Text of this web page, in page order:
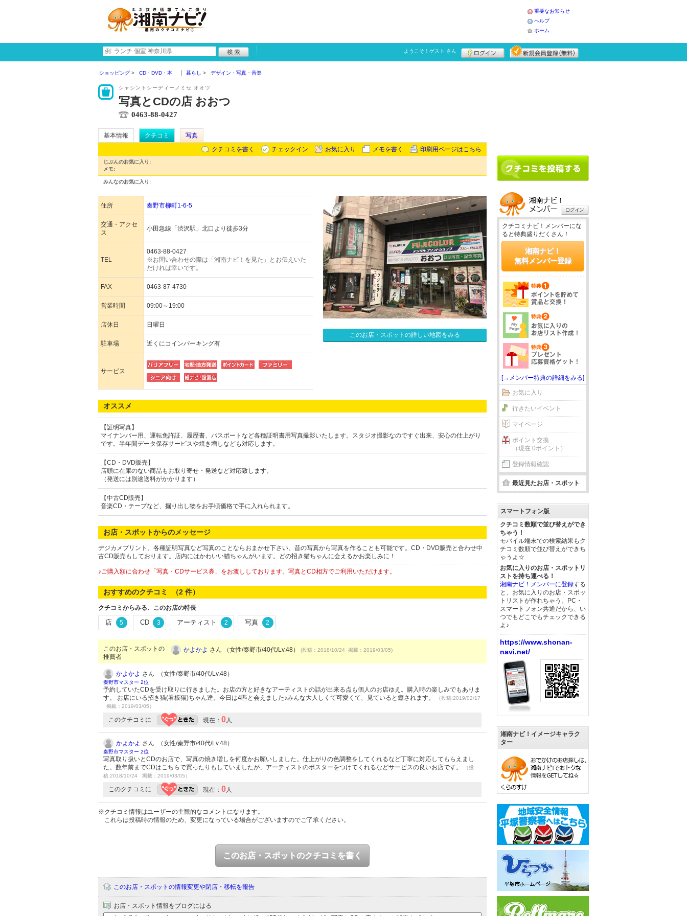
重要なお知らせ
ヘルプ
ホーム
ようこそ！ ゲスト さん
ショッピング CD・DVD・本 暮らし デザイン・写真・音楽
シャシントシーディーノミセ オオツ
写真とCDの店 おおつ
0463-88-0427
基本情報 クチコミ
写真
クチコミを書く
チェックイン お気に入り メモを書く 印刷用ページはこちら
じぶんのお気に入り:
メモ:
みんなのお気に入り:
住所 秦野市柳町1-6-5
交通・アクセ
ス
小田急線「渋沢駅」北口より徒歩3分
TEL
0463-88-0427
※お問い合わせの際は「湘南ナビ！を見た」とお伝えいた
だければ幸いです。
FAX 0463-87-4730
営業時間 09:00～19:00
店休日 日曜日
駐車場 近くにコインパーキング有
サービス
このお店・スポットの詳しい地図をみる
オススメ
【証明写真】
マイナンバー用、運転免許証、履歴書、パスポートなど各種証明書用写真撮影いたします。スタジオ撮影なのですぐ出来、安心の仕上がり
です。半年間データ保存サービスや焼き増しなども対応します。
【CD・DVD販売】
店頭に在庫のない商品もお取り寄せ・発送など対応致します。
（発送には別途送料がかかります）
【中古CD販売】
音楽CD・テープなど、掘り出し物をお手頃価格で手に入れられます。
お店・スポットからのメッセージ
デジカメプリント、各種証明写真など写真のことならおまかせ下さい。昔の写真から写真を作ることも可能です。CD・DVD販売と合わせ中
古CD販売もしております。店内にはかわいい猫ちゃんがいます。どの招き猫ちゃんに会えるかお楽しみに！
♪ご購入額に合わせ「写真・CDサービス券」をお渡ししております。写真とCD相方でご利用いただけます。
おすすめのクチコミ （2 件）
クチコミからみる、このお店の特長
店 5 CD 3 アーティスト 2 写真 2
このお店・スポットの
推薦者
かよかよ さん （女性/秦野市/40代/Lv.48） (投稿：2018/10/24 掲載：2019/03/05)
かよかよ さん （女性/秦野市/40代/Lv.48）
秦野市マスター 2位
予約していたCDを受け取りに行きました。お店の方と好きなアーティストの話が出来る点も個人のお店ゆえ。購入時の楽しみでもありま
す。 お店にいる招き猫(看板猫)ちゃん達。今日は4匹と会えました♪みんな大人しくて可愛くて、見ていると癒されます。
（投稿:2019/02/17
掲載：2019/03/05）
このクチコミに 現在： 0 人
かよかよ さん （女性/秦野市/40代/Lv.48）
秦野市マスター 2位
写真取り扱いとCDのお店で、写真の焼き増しを何度かお願いしました。仕上がりの色調整をしてくれるなど丁寧に対応してもらえまし
た。数年前までCDはこちらで買ったりもしていましたが、アーティストのポスターをつけてくれるなどサービスの良いお店です。
（投
稿:2018/10/24 掲載：2019/03/05）
このクチコミに 現在： 0 人
※クチコミ情報はユーザーの主観的なコメントになります。
これらは投稿時の情報のため、変更になっている場合がございますのでご了承ください。
このお店・スポットのクチコミを書く
このお店・スポットの情報変更や閉店・移転を報告
お店・スポット情報をブログにはる
クチコミナビ！メンバーにな
ると特典盛りだくさん！
湘南ナビ！
無料メンバー登録
[→メンバー特典の詳細をみる]
お気に入り
行きたいイベント
マイページ
ポイント交換
（現在 0ポイント）
登録情報確認
最近見たお店・スポット
スマートフォン版
クチコミ数順で並び替えができ
ちゃう！
モバイル端末での検索結果もク
チコミ数順で並び替えができち
ゃうよ☆
お気に入りのお店・スポットリ
ストを持ち運べる！
湘南ナビ！メンバーに登録する
と、お気に入りのお店・スポッ
トリストが作れちゃう。PC・
スマートフォン共通だから、い
つでもどこでもチェックできる
よ♪
https://www.shonan-
navi.net/
湘南ナビ！イメージキャラク
ター